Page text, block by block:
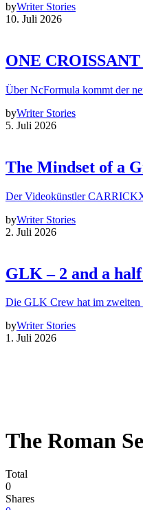
byWriter Stories
10. Juli 2026
ONE
Über NcFormula kommt der
byWriter Stories
5. Juli 2026
The Mindset of a
Der Videokünstler
byWriter Stories
2. Juli 2026
GLK – 2 and a
Die GLK Crew hat im zweiten
byWriter Stories
1. Juli 2026
The Roman
Total
0
Shares